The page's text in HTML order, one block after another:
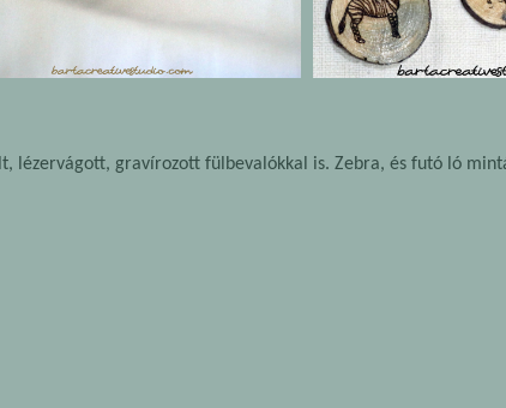
lézervágott, gravírozott fülbevalókkal is. Zebra, és futó ló